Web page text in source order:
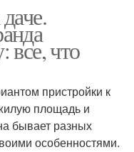
все, что
пристройки к
площадь и
бывает разных
особенностями.